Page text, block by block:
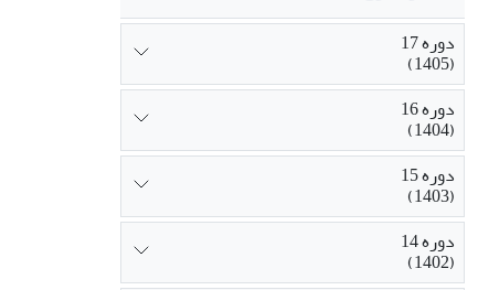
دوره 17
(1405)
دوره 16
(1404)
دوره 15
(1403)
دوره 14
(1402)